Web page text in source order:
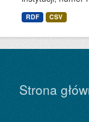
RDF CSV
Strona